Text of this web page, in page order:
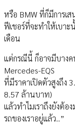
หรือ BMW ที่ก็มีการเ
ฟีเชอร์ที่จะทำให้เบา
เดือน
แต่กรณีนี้ ก็อาจมีบางค
Mercedes-EQS
ที่มีราคาเปิดตัวสูงถึง
8.57 ล้านบาท)
แล้วทำไมเราถึงยังต้อ
รถของเราอยู่แล้ว..”